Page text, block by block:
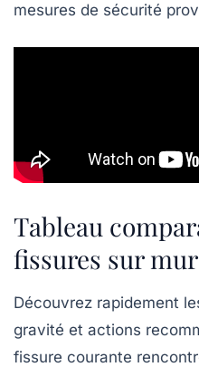
mesures de sécurité
Tableau
fissures sur mur
Découvrez rapidement
gravité et actions
fissure courante